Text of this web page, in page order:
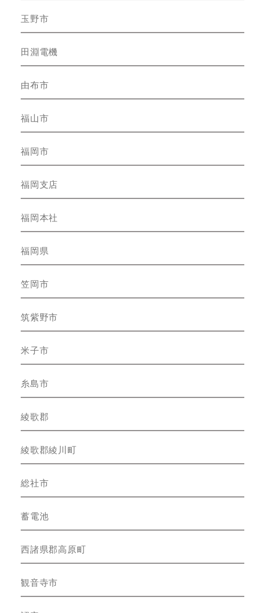
玉野市
田淵電機
由布市
福山市
福岡市
福岡支店
福岡本社
福岡県
笠岡市
筑紫野市
米子市
糸島市
綾歌郡
綾歌郡綾川町
総社市
蓄電池
西諸県郡高原町
観音寺市